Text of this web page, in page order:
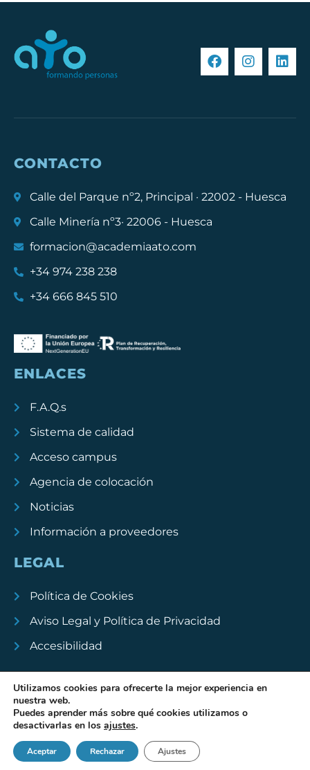
CONTACTO
Calle del Parque nº2, Principal · 22002 - Huesca
Calle Minería nº3· 22006 - Huesca
formacion@academiaato.com
+34 974 238 238
+34 666 845 510
ENLACES
F.A.Q.s
Sistema de calidad
Acceso campus
Agencia de colocación
Noticias
Información a proveedores
LEGAL
Política de Cookies
Aviso Legal y Política de Privacidad
Accesibilidad
Academia ATO . Diseño web La Colmena
Copyright © 2023. Todos los derechos reservados.
Utilizamos cookies para ofrecerte la mejor experiencia en
nuestra web.
Puedes aprender más sobre qué cookies utilizamos o
desactivarlas en los ajustes.
Aceptar Rechazar Ajustes